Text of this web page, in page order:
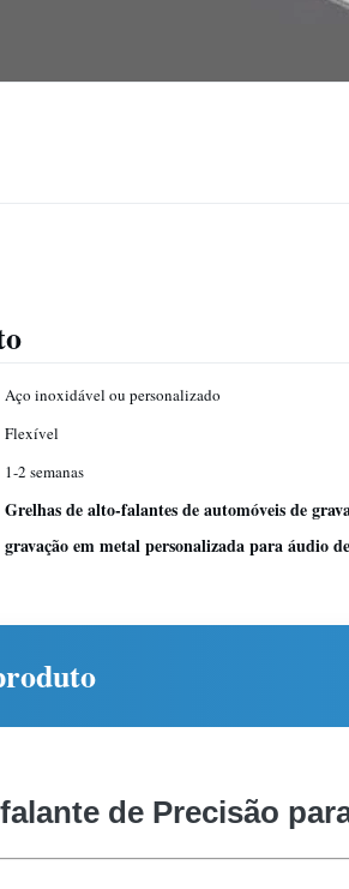
Aço inoxidável ou personalizado
Flexível
1-2 semanas
Grelhas de alto-falantes de automóveis de
gravação em metal personalizada para áudio
de Precisão